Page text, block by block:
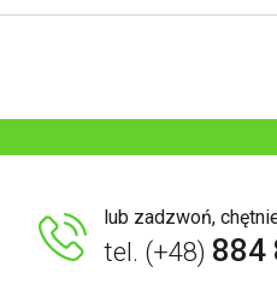
lub zadzwoń,
tel. (+48) 884